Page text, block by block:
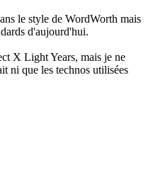
le style de WordWorth mais
d'aujourd'hui.
X Light Years, mais je ne
ni que les technos utilisées